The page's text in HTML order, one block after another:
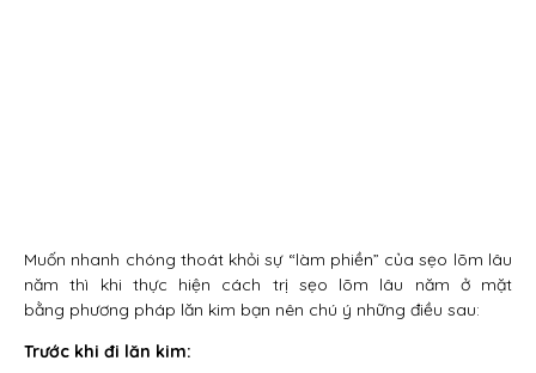
Muốn nhanh chóng thoát khỏi sự “làm phiền” của sẹo lõm lâu
năm thì khi thực hiện cách trị sẹo lõm lâu năm ở mặt
bằng phương pháp lăn kim bạn nên chú ý những điều sau:
Trước khi đi lăn kim: